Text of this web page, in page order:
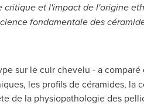
et l'impact de l'origine
fondamentale des
sur le cuir chevelu - a
les profils de céramides, la
de la physiopathologie des